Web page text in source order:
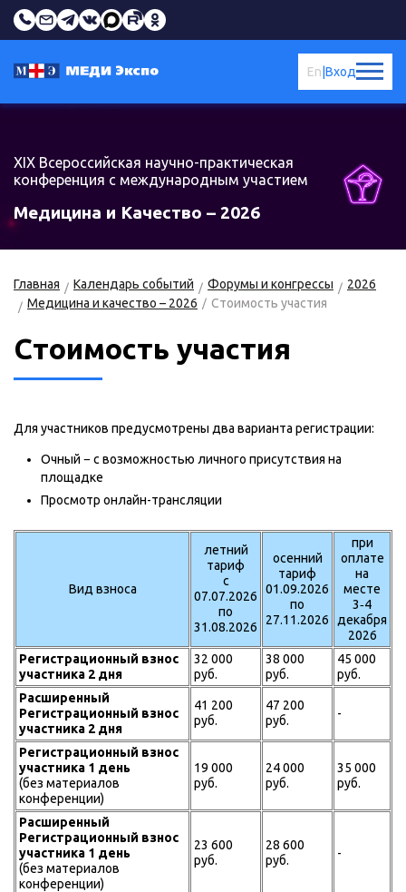
Вход
En
XIX Всероссийская научно-практическая
конференция с международным участием
Медицина и Качество – 2026
Главная Календарь событий Форумы и конгрессы
2026
Медицина и качество – 2026
Стоимость участия
Стоимость участия
Для участников предусмотрены два варианта регистрации:
Очный − с возможностью личного присутствия на
площадке
Просмотр онлайн-трансляции
Вид взноса
летний
тариф
с
07.07.2026
по
31.08.2026
осенний
тариф
01.09.2026
по
27.11.2026
при
оплате
на
месте
3‑4
декабря
2026
Регистрационный взнос
участника 2 дня
32 000
руб.
38 000
руб.
45 000
руб.
Расширенный
Регистрационный взнос
участника 2 дня
41 200
руб.
47 200
руб.
-
Регистрационный взнос
участника 1 день
(без материалов
конференции)
19 000
руб.
24 000
руб.
35 000
руб.
Расширенный
Регистрационный взнос
участника 1 день
(без материалов
конференции)
23 600
руб.
28 600
руб.
-